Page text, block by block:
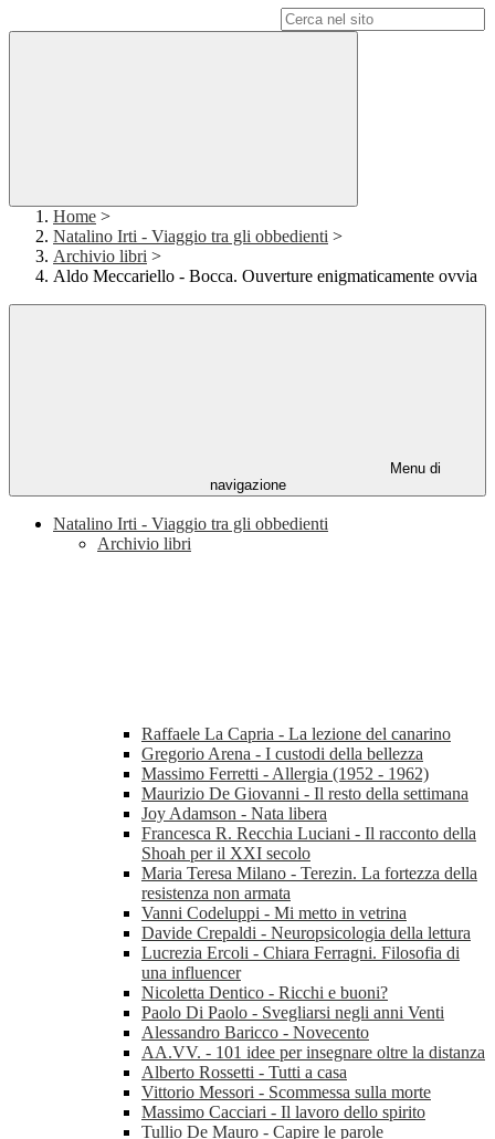
Home >
Natalino Irti - Viaggio tra gli obbedienti >
Archivio libri >
Aldo Meccariello - Bocca. Ouverture enigmaticamente ovvia
Menu di
navigazione
Natalino Irti - Viaggio tra gli obbedienti
Archivio libri
Raffaele La Capria - La lezione del canarino
Gregorio Arena - I custodi della bellezza
Massimo Ferretti - Allergia (1952 - 1962)
Maurizio De Giovanni - Il resto della settimana
Joy Adamson - Nata libera
Francesca R. Recchia Luciani - Il racconto della
Shoah per il XXI secolo
Maria Teresa Milano - Terezin. La fortezza della
resistenza non armata
Vanni Codeluppi - Mi metto in vetrina
Davide Crepaldi - Neuropsicologia della lettura
Lucrezia Ercoli - Chiara Ferragni. Filosofia di
una influencer
Nicoletta Dentico - Ricchi e buoni?
Paolo Di Paolo - Svegliarsi negli anni Venti
Alessandro Baricco - Novecento
AA.VV. - 101 idee per insegnare oltre la distanza
Alberto Rossetti - Tutti a casa
Vittorio Messori - Scommessa sulla morte
Massimo Cacciari - Il lavoro dello spirito
Tullio De Mauro - Capire le parole